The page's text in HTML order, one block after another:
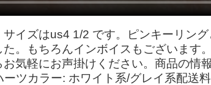
イズはus4 1/2 です。ピンキーリン
。もちろんインボイスもございます
気軽にお声掛けください。商品の情
ツカラー: ホワイト系/グレイ系配送